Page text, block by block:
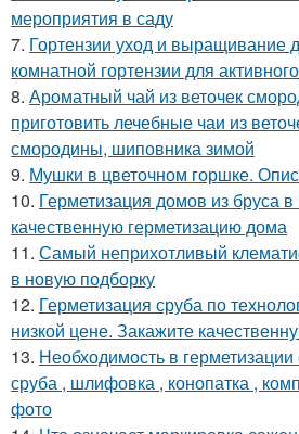
мероприятия в саду
7. Гортензии уход и выращивание
комнатной гортензии для
8. Ароматный чай из веточек
приготовить лечебные чаи из
смородины, шиповника зимой
9. Мушки в цветочном горшке.
10. Герметизация домов из бруса
качественную герметизацию дома
11. Самый неприхотливый
в новую подборку
12. Герметизация сруба по
низкой цене. Закажите
13. Необходимость в герметизации
сруба , шлифовка , конопатка ,
фото